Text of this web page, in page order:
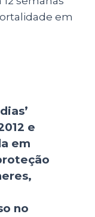
em
e
em
no